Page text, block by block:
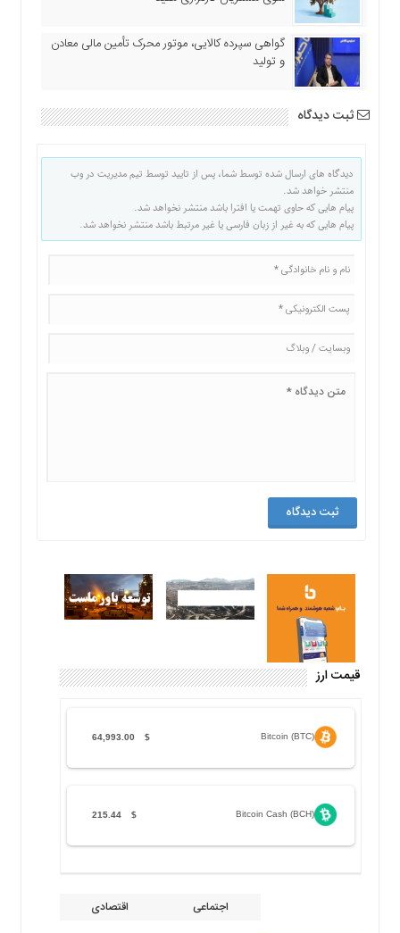
گواهی سپرده کالایی، موتور محرک تأمین مالی معادن
و تولید
ثبت دیدگاه
دیدگاه های ارسال شده توسط شما، پس از تایید توسط تیم مدیریت در وب
منتشر خواهد شد.
پیام هایی که حاوی تهمت یا افترا باشد منتشر نخواهد شد.
پیام هایی که به غیر از زبان فارسی یا غیر مرتبط باشد منتشر نخواهد شد.
قیمت ارز
Bitcoin (BTC)
$
64,993.00
Bitcoin Cash (BCH)
$
215.44
اجتماعی اقتصادی